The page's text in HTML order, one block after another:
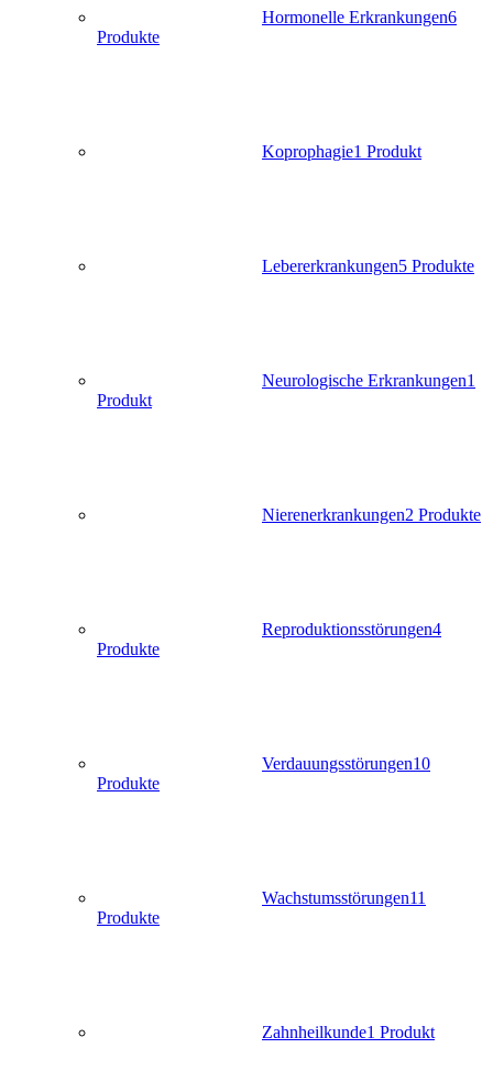
Hormonelle Erkrankungen6
Produkte
Koprophagie1 Produkt
Lebererkrankungen5 Produkte
Neurologische Erkrankungen1
Produkt
Nierenerkrankungen2 Produkte
Reproduktionsstörungen4
Produkte
Verdauungsstörungen10
Produkte
Wachstumsstörungen11
Produkte
Zahnheilkunde1 Produkt